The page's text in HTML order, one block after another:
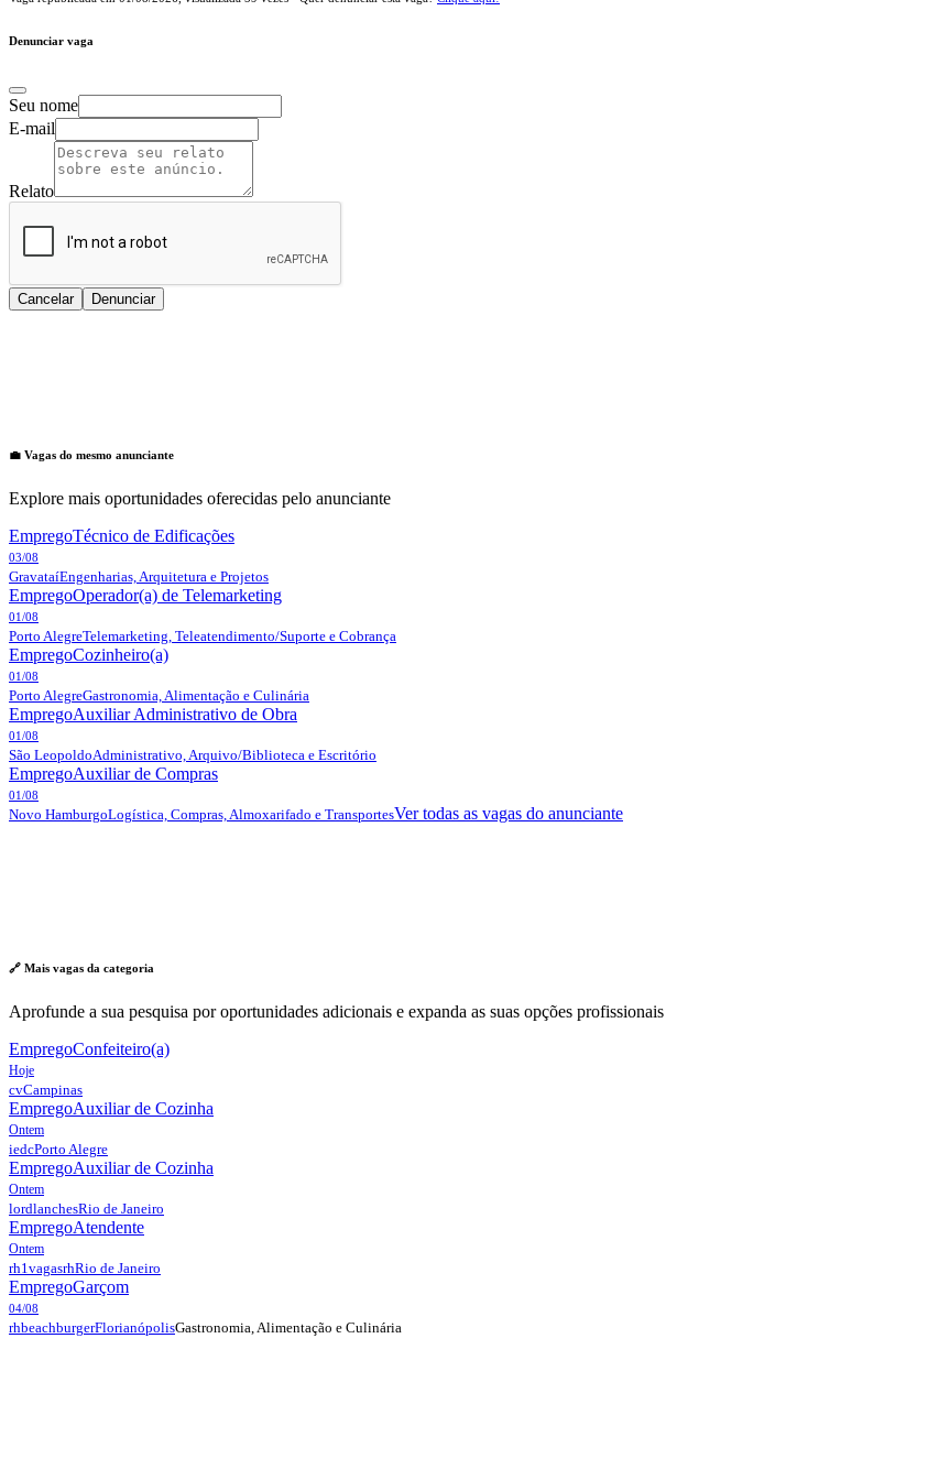
Denunciar vaga
Seu nome
E-mail
Relato
Cancelar Denunciar
💼 Vagas do mesmo anunciante
Explore mais oportunidades oferecidas pelo anunciante
EmpregoTécnico de Edificações
03/08
GravataíEngenharias, Arquitetura e Projetos
EmpregoOperador(a) de Telemarketing
01/08
Porto AlegreTelemarketing, Teleatendimento/Suporte e Cobrança
EmpregoCozinheiro(a)
01/08
Porto AlegreGastronomia, Alimentação e Culinária
EmpregoAuxiliar Administrativo de Obra
01/08
São LeopoldoAdministrativo, Arquivo/Biblioteca e Escritório
EmpregoAuxiliar de Compras
01/08
Novo HamburgoLogística, Compras, Almoxarifado e TransportesVer todas as vagas do anunciante
🔗 Mais vagas da categoria
Aprofunde a sua pesquisa por oportunidades adicionais e expanda as suas opções profissionais
EmpregoConfeiteiro(a)
Hoje
cvCampinas
EmpregoAuxiliar de Cozinha
Ontem
iedcPorto Alegre
EmpregoAuxiliar de Cozinha
Ontem
lordlanchesRio de Janeiro
EmpregoAtendente
Ontem
rh1vagasrhRio de Janeiro
EmpregoGarçom
04/08
rhbeachburgerFlorianópolisGastronomia, Alimentação e Culinária